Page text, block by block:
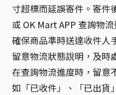
寸超標而延誤寄件。寄件
或 OK Mart APP 查詢物
確保商品準時送達收件人
留意物流狀態說明，及時
在查詢物流進度時，留意
如「已收件」、「已出貨